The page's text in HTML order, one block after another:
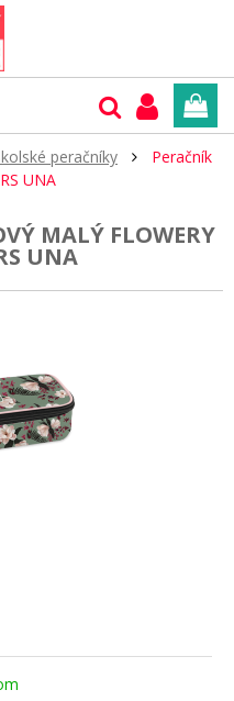
peračníky
Peračník
UNA
MALÝ FLOWERY
UNA